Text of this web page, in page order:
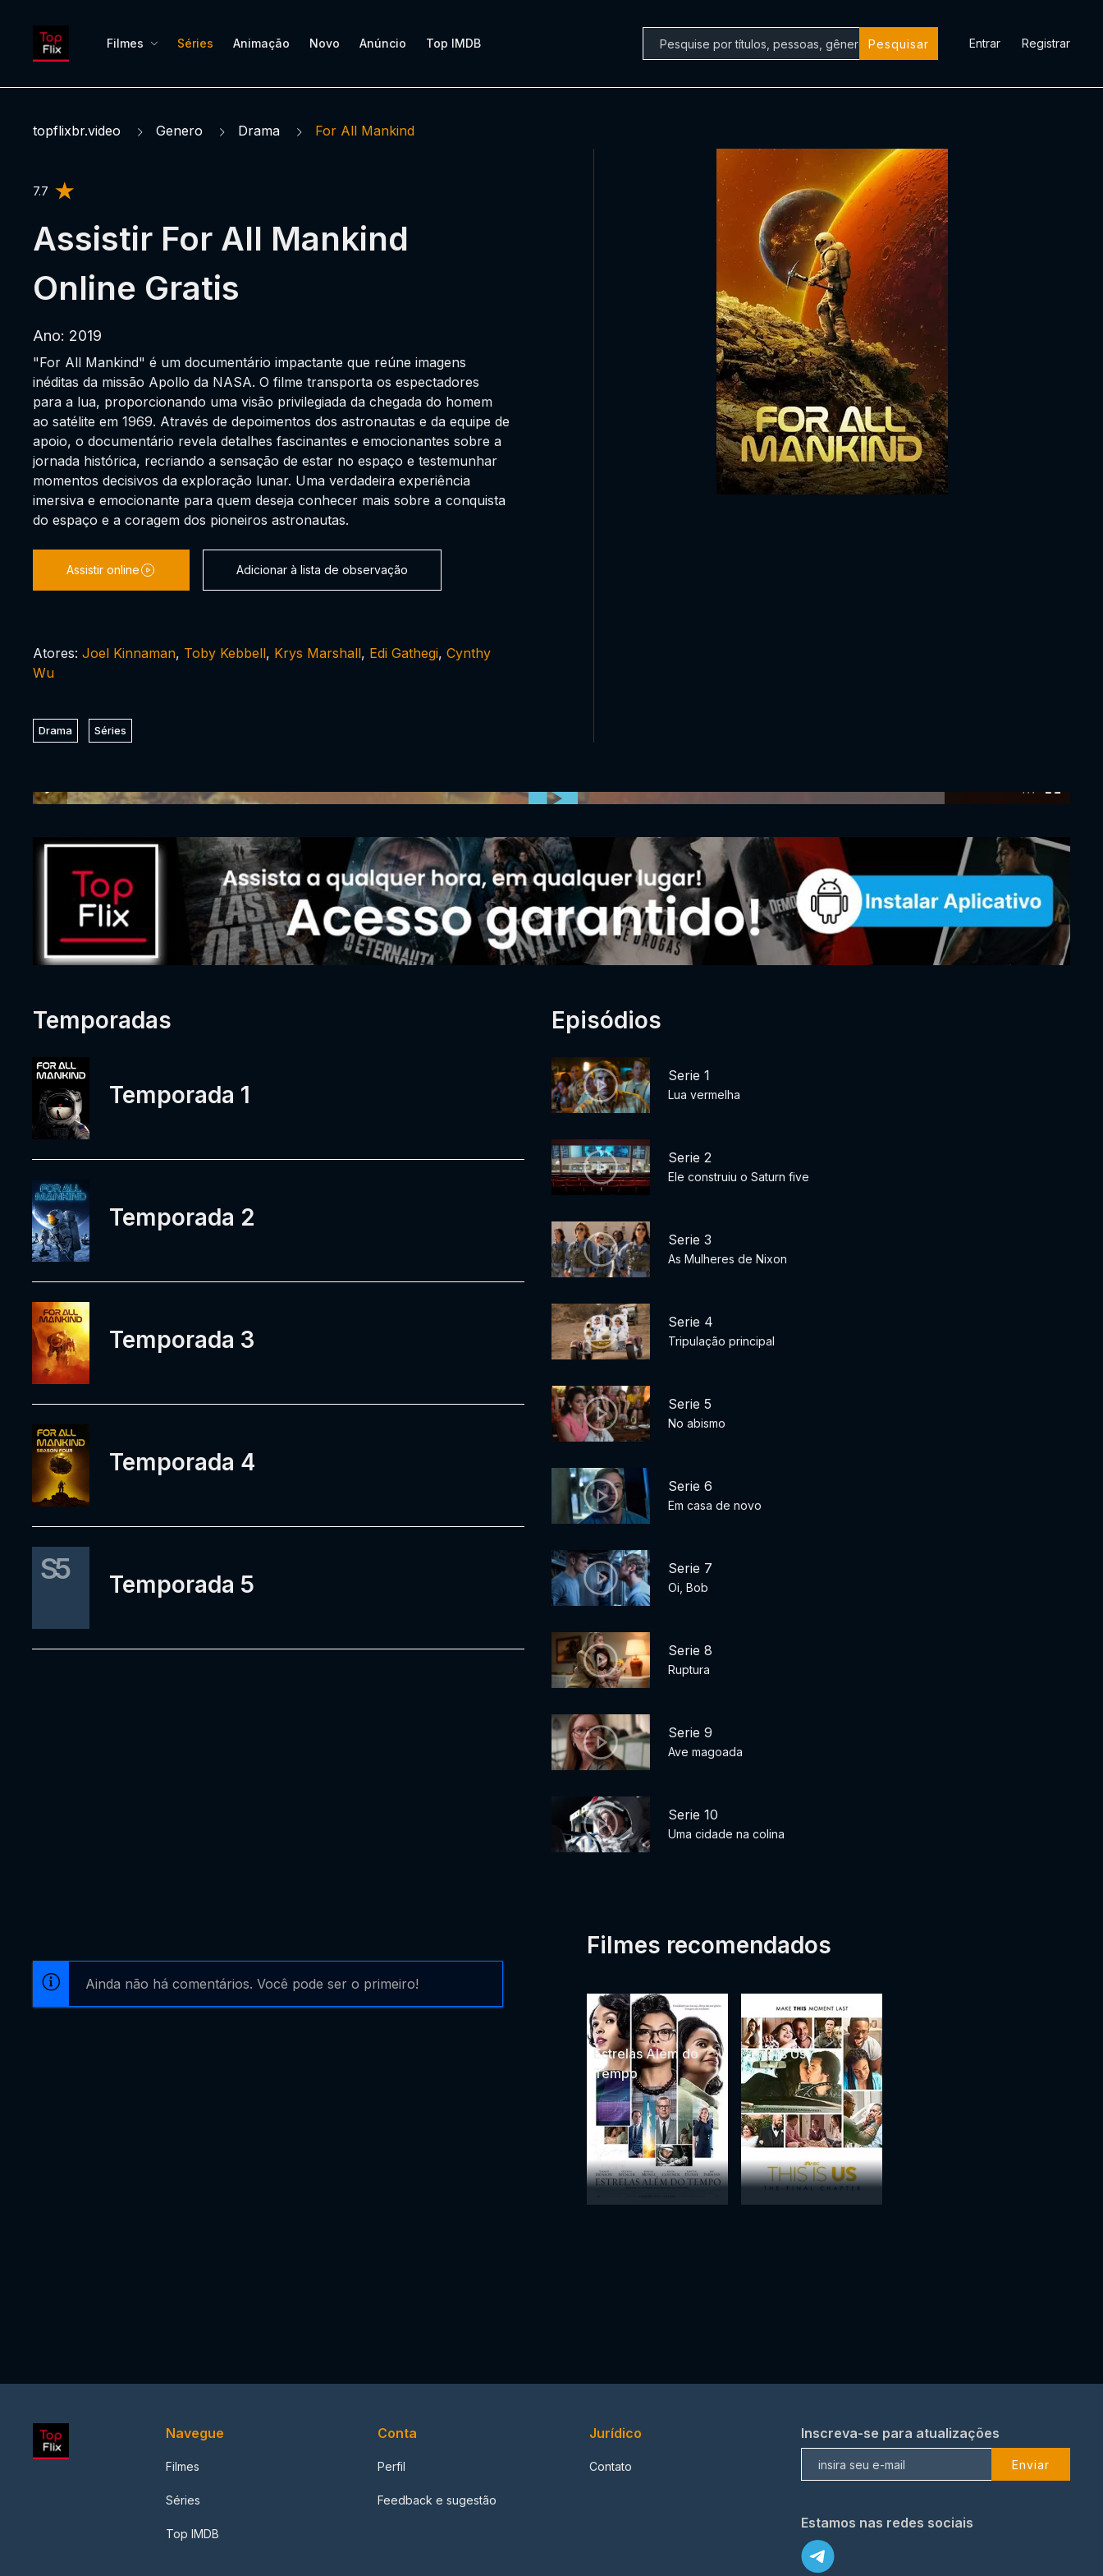
Filmes Séries Animação Novo Anúncio Top IMDB Pesquisar Entrar Registrar
topflixbr.video Genero Drama For All Mankind
7.7
Assistir For All Mankind
Online Gratis
Ano: 2019
"For All Mankind" é um documentário impactante que reúne imagens
inéditas da missão Apollo da NASA. O filme transporta os espectadores
para a lua, proporcionando uma visão privilegiada da chegada do homem
ao satélite em 1969. Através de depoimentos dos astronautas e da equipe de
apoio, o documentário revela detalhes fascinantes e emocionantes sobre a
jornada histórica, recriando a sensação de estar no espaço e testemunhar
momentos decisivos da exploração lunar. Uma verdadeira experiência
imersiva e emocionante para quem deseja conhecer mais sobre a conquista
do espaço e a coragem dos pioneiros astronautas.
Assistir online Adicionar à lista de observação
Atores: Joel Kinnaman, Toby Kebbell, Krys Marshall, Edi Gathegi, Cynthy
Wu
Drama Séries
Temporadas
Temporada 1
Temporada 2
Temporada 3
Temporada 4
S5 Temporada 5
Episódios
Serie 1
Lua vermelha
Serie 2
Ele construiu o Saturn five
Serie 3
As Mulheres de Nixon
Serie 4
Tripulação principal
Serie 5
No abismo
Serie 6
Em casa de novo
Serie 7
Oi, Bob
Serie 8
Ruptura
Serie 9
Ave magoada
Serie 10
Uma cidade na colina
Ainda não há comentários. Você pode ser o primeiro!
Filmes recomendados
Estrelas Além do
Tempo
This Is Us
Navegue
Filmes
Séries
Top IMDB
Conta
Perfil
Feedback e sugestão
Jurídico
Contato
Inscreva-se para atualizações
Enviar
Estamos nas redes sociais